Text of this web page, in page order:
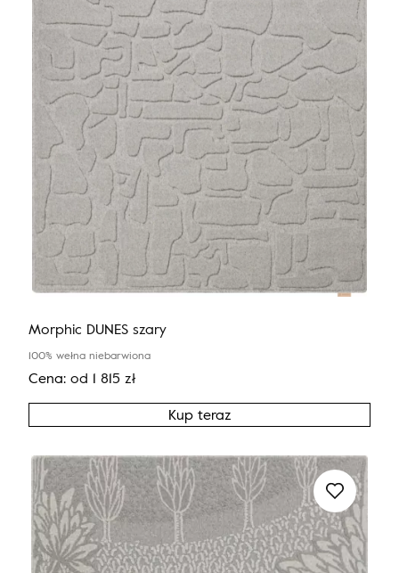
Morphic DUNES szary
100% wełna niebarwiona
Cena: od 1 815 zł
Kup teraz